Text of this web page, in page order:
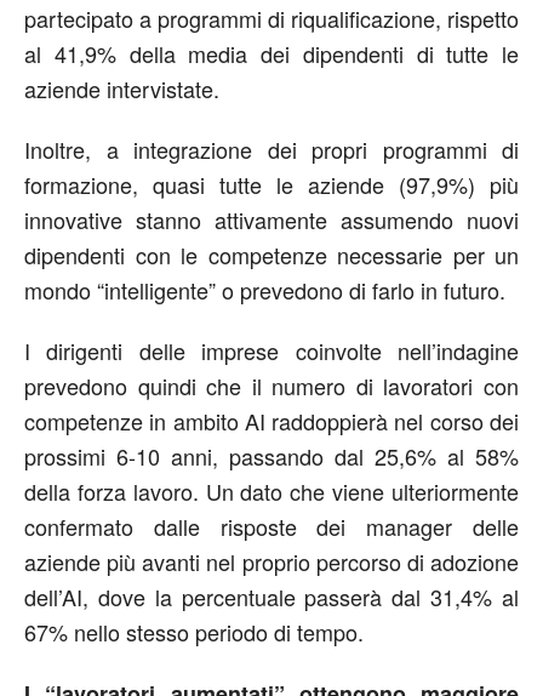
partecipato a programmi di riqualificazione, rispetto
al 41,9% della media dei dipendenti di tutte le
aziende intervistate.
Inoltre, a integrazione dei propri programmi di
formazione, quasi tutte le aziende (97,9%) più
innovative stanno attivamente assumendo nuovi
dipendenti con le competenze necessarie per un
mondo “intelligente” o prevedono di farlo in futuro.
I dirigenti delle imprese coinvolte nell’indagine
prevedono quindi che il numero di lavoratori con
competenze in ambito AI raddoppierà nel corso dei
prossimi 6-10 anni, passando dal 25,6% al 58%
della forza lavoro. Un dato che viene ulteriormente
confermato dalle risposte dei manager delle
aziende più avanti nel proprio percorso di adozione
dell’AI, dove la percentuale passerà dal 31,4% al
67% nello stesso periodo di tempo.